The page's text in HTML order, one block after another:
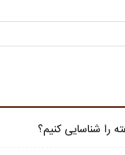
را شناسایی کنیم؟